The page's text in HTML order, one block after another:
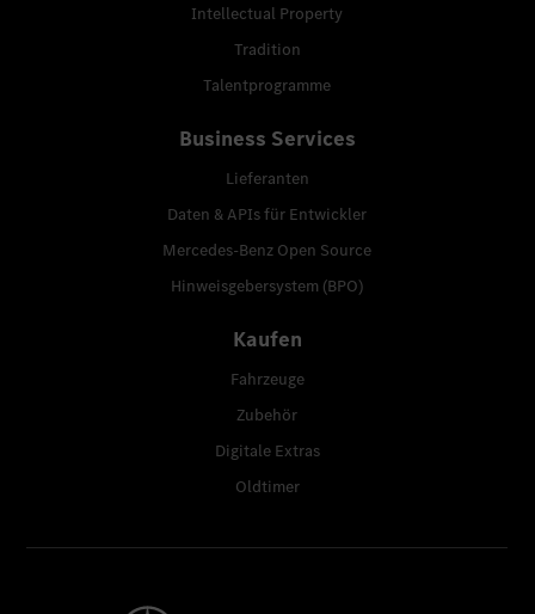
Intellectual Property
Tradition
Talentprogramme
Business Services
Lieferanten
Daten & APIs für Entwickler
Mercedes-Benz Open Source
Hinweisgebersystem (BPO)
Kaufen
Fahrzeuge
Zubehör
Digitale Extras
Oldtimer